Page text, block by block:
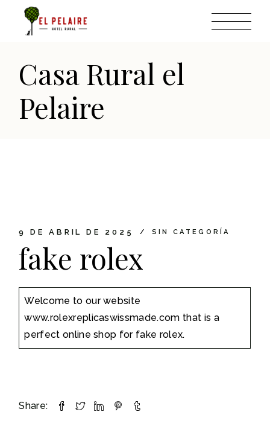
content
Casa Rural el
Pelaire
9 DE ABRIL DE 2025 SIN CATEGORÍA
fake rolex
Welcome to our website
www.rolexreplicaswissmade.com that is a
perfect online shop for fake rolex.
Share: